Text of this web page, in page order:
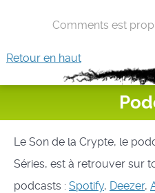
Comments est
Retour en haut
Le Son de la Crypte, le
Séries, est à retrouver sur
podcasts : Spotify, Deezer,